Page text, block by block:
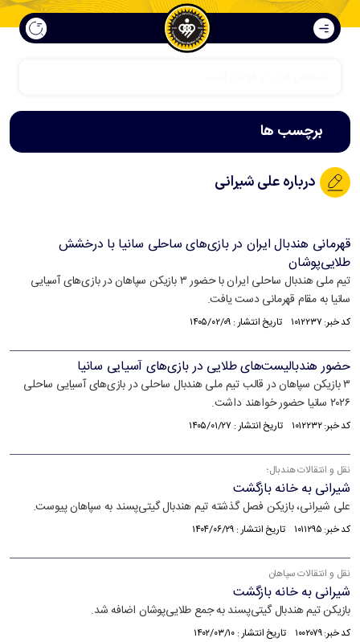
برچسب ها
درباره علی شیرانی
قهرمانی هندبال ایران در بازی‌های ساحلی سانیا با درخشش
طلایی‌پوشان
تیم ملی هندبال ساحلی ایران با حضور ۳ بازیکن سپاهان در بازی‌های آسیایی
سانیا به مقام قهرمانی دست یافت.
کد خبر: ۱۰۱۲۲۳۷ تاریخ انتشار : ۱۴۰۵/۰۲/۰۹
حضور هندبالیست‌های طلایی در بازی‌های آسیایی سانیا
۳ بازیکن سپاهان در قالب تیم ملی هندبال ساحلی در بازی‌های آسیایی ساحلی
۲۰۲۶ سانیا حضور خواهند داشت.
کد خبر: ۱۰۱۲۲۳۲ تاریخ انتشار : ۱۴۰۵/۰۱/۲۷
نقل و انتقالات هندبال؛
شیرانی به خانه بازگشت
علی شیرانی، بازیکن فصل گذشته تیم هندبال گیتی‌پسند به سپاهان پیوست.
کد خبر: ۱۰۱۱۲۹۵ تاریخ انتشار : ۱۴۰۴/۰۶/۲۹
نقل و انتقالات سپاهان
شیرانی به خانه بازگشت
بازیکن تیم هندبال گیتی‌پسند به جمع طلایی‌پوشان اضافه شد.
کد خبر: ۱۰۰۲۰۷۹ تاریخ انتشار : ۱۴۰۲/۰۳/۱۰